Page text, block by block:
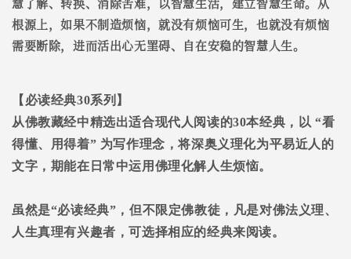
根源上，如果不制造烦恼，就没有烦恼可生，也就没有烦恼
需要断除，进而活出心无罣碍、自在安稳的智慧人生。
【必读经典30系列】
从佛教藏经中精选出适合现代人阅读的30本经典，以 “看
得懂、用得着” 为写作理念，将深奥义理化为平易近人的
文字，期能在日常中运用佛理化解人生烦恼。
虽然是“必读经典” ，但不限定佛教徒，凡是对佛法义理、
人生真理有兴趣者，可选择相应的经典来阅读。